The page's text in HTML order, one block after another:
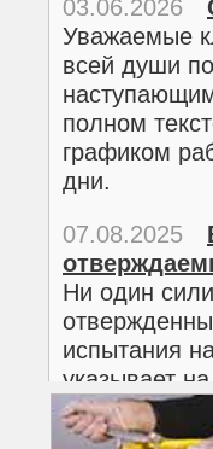
03.06.2026
Уважаемые
всей души
полном
графиком
дни.
02.03.2026
Дорогие
полном
графиком
07.08.2025
Ни один
испытания
указывает
кожи.